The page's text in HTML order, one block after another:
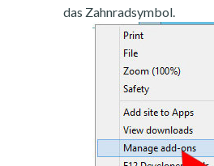
das Zahnradsymbol.